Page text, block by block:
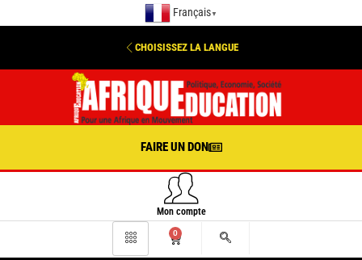
Français ▼
CHOISISSEZ LA LANGUE
FAIRE UN DON
Mon compte
0